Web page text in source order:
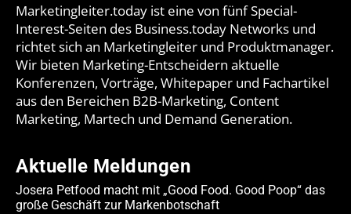
Marketingleiter.today ist eine von fünf Special-
Interest-Seiten des Business.today Networks und
richtet sich an Marketingleiter und Produktmanager.
Wir bieten Marketing-Entscheidern aktuelle
Konferenzen, Vorträge, Whitepaper und Fachartikel
aus den Bereichen B2B-Marketing, Content
Marketing, Martech und Demand Generation.
Aktuelle Meldungen
Josera Petfood macht mit „Good Food. Good Poop“ das
große Geschäft zur Markenbotschaft